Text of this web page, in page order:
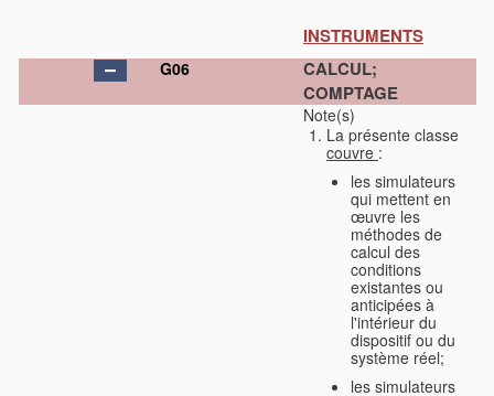
INSTRUMENTS
G06
CALCUL;
COMPTAGE
Note(s)
La présente classe
couvre :
les simulateurs
qui mettent en
œuvre les
méthodes de
calcul des
conditions
existantes ou
anticipées à
l'intérieur du
dispositif ou du
système réel;
les simulateurs